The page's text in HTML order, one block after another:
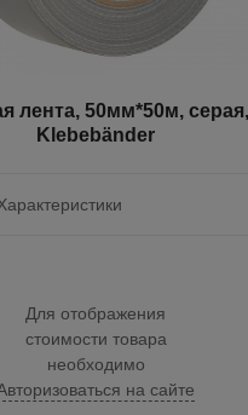
лента, 50мм*50м, серая,
Klebebänder
Для отображения
стоимости товара
необходимо
на сайте